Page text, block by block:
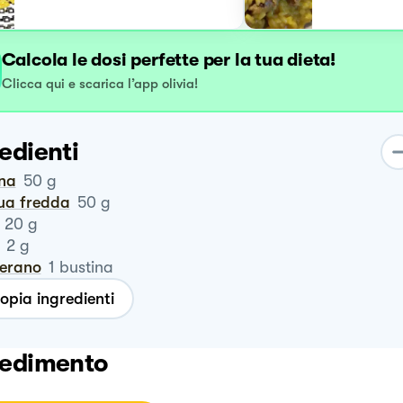
Calcola le dosi perfette per la tua dieta!
Clicca qui e scarica l’app olivia!
50 g
fredda 50 g
20 g
2 g
1 bustina
ingredienti